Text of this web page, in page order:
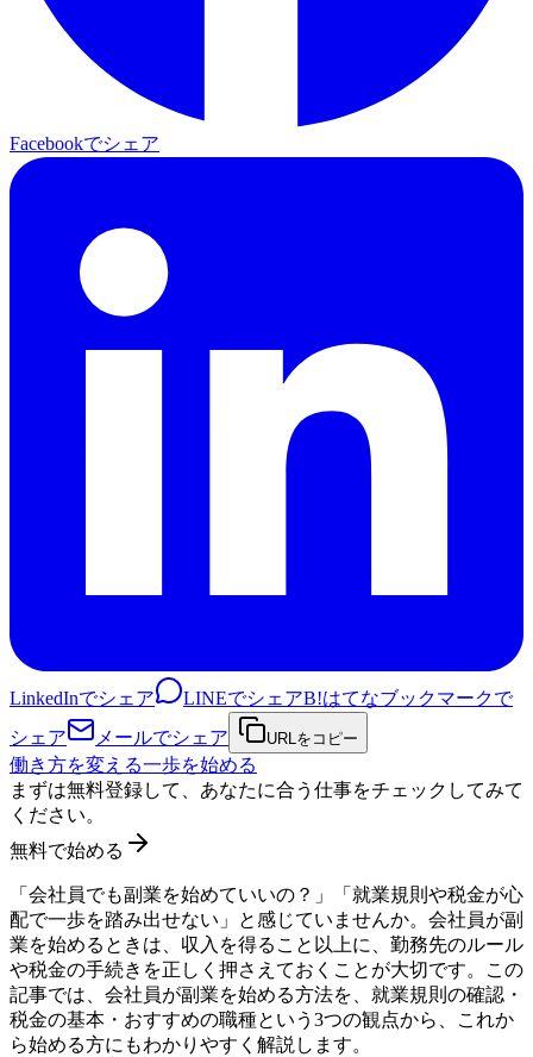
Facebookでシェア
LinkedInでシェア LINEでシェアB!はてなブックマークで
シェア
メールでシェア URLをコピー
働き方を変える一歩を始める
まずは無料登録して、あなたに合う仕事をチェックしてみて
ください。
無料で始める
「会社員でも副業を始めていいの？」「就業規則や税金が心
配で一歩を踏み出せない」と感じていませんか。会社員が副
業を始めるときは、収入を得ること以上に、勤務先のルール
や税金の手続きを正しく押さえておくことが大切です。この
記事では、会社員が副業を始める方法を、就業規則の確認・
税金の基本・おすすめの職種という3つの観点から、これか
ら始める方にもわかりやすく解説します。